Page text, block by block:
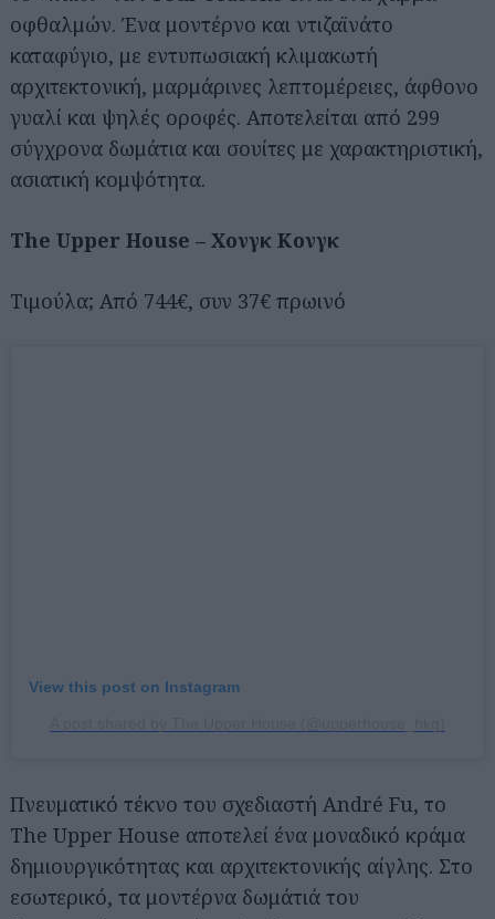
οφθαλμών. Ένα μοντέρνο και ντιζαϊνάτο
καταφύγιο, με εντυπωσιακή κλιμακωτή
αρχιτεκτονική, μαρμάρινες λεπτομέρειες, άφθονο
γυαλί και ψηλές οροφές. Αποτελείται από 299
σύγχρονα δωμάτια και σουίτες με χαρακτηριστική,
ασιατική κομψότητα.
The Upper House – Χονγκ Κονγκ
Τιμούλα; Από 744€, συν 37€ πρωινό
View this post on Instagram
Πνευματικό τέκνο του σχεδιαστή André Fu, το
The Upper House αποτελεί ένα μοναδικό κράμα
δημιουργικότητας και αρχιτεκτονικής αίγλης. Στο
εσωτερικό, τα μοντέρνα δωμάτιά του